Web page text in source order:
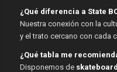
¿Qué diferencia a State
Nuestra conexión con la
y el trato cercano con cada
¿Qué tabla me
Disponemos de